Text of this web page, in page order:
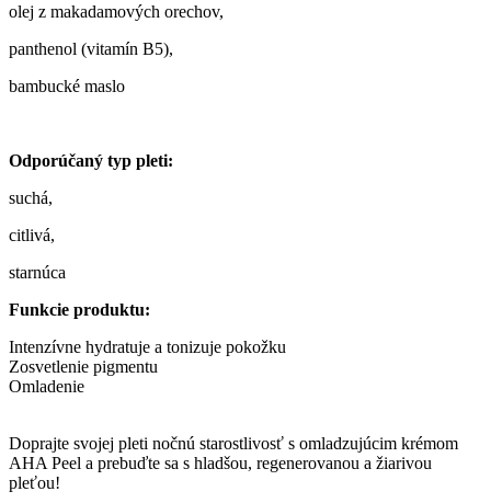
olej z makadamových orechov,
panthenol (vitamín B5),
bambucké maslo
Odporúčaný typ pleti:
suchá,
citlivá,
starnúca
Funkcie produktu:
Intenzívne hydratuje a tonizuje pokožku
Zosvetlenie pigmentu
Omladenie
Doprajte svojej pleti nočnú starostlivosť s omladzujúcim krémom
AHA Peel a prebuďte sa s hladšou, regenerovanou a žiarivou
pleťou!